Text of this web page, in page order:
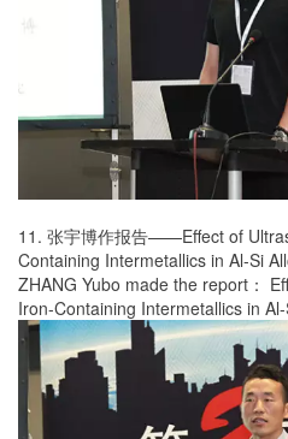
11. 张宇博作报告——Effect of
Containing Intermetallics in Al-Si
ZHANG Yubo made the report：
Iron-Containing Intermetallics in